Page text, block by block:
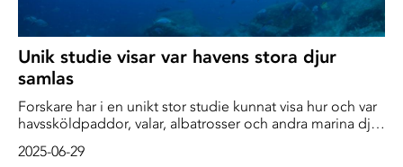
Unik studie visar var havens stora djur
samlas
Forskare har i en unikt stor studie kunnat visa hur och var
havssköldpaddor, valar, albatrosser och andra marina djur
viktigt underlag för beslut om vilka havsområden som i
2025-06-29